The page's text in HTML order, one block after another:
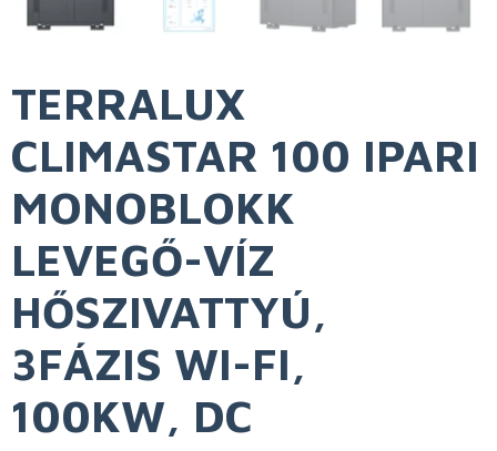
TERRALUX
CLIMASTAR 100 IPARI
MONOBLOKK
LEVEGŐ-VÍZ
HŐSZIVATTYÚ,
3FÁZIS WI-FI,
100KW, DC